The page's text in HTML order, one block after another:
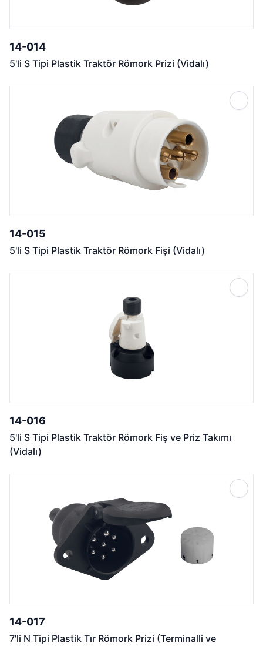
14-014
5'li S Tipi Plastik Traktör Römork Prizi (Vidalı)
14-015
5'li S Tipi Plastik Traktör Römork Fişi (Vidalı)
14-016
5'li S Tipi Plastik Traktör Römork Fiş ve Priz Takımı
(Vidalı)
14-017
7'li N Tipi Plastik Tır Römork Prizi (Terminalli ve